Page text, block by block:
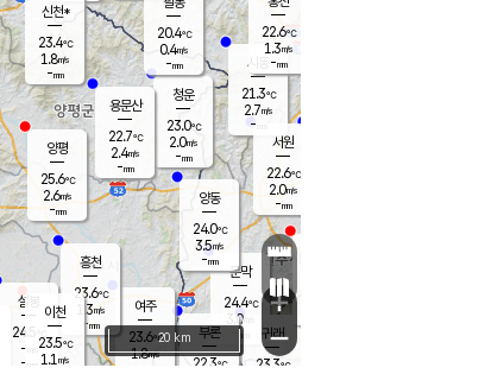
문막
24.4℃
3.0m/s
mm
부론
22.3℃
청운
23.0℃
2.0m/s
-mm
20.4℃
0.4m/s
-mm
여주
23.6℃
1.8m/s
양동
24.0℃
3.5m/s
-mm
신천*
23.4℃
1.8m/s
-mm
흥천
23.6℃
1.3m/s
-mm
설봉
24.5
-m/s
- mm
시동
21.3℃
2.7m/s
- mm
귀래
23.3℃
서원
22.6℃
2.0m/s
-mm
용문산
22.7℃
2.4m/s
-mm
22.6℃
1.3m/s
-mm
이천
23.5℃
1.1 m/s
양평
25.6℃
2.6m/s
-mm
+
−
20 km